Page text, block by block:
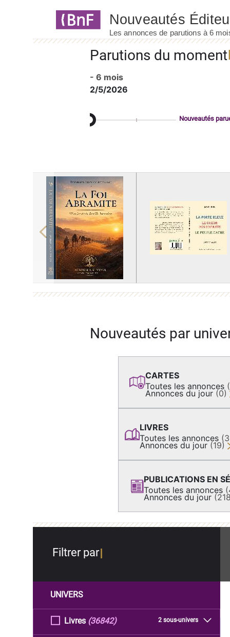
Parutions du moment
- 6 mois
2/5/2026
Nouveautés
Previous
Nouveautés par
CARTES
Toutes les annonces
Annonces du jour (0)
LIVRES
Toutes les annonces
Annonces du jour (19)
PUBLICATIONS EN
Toutes les annonces
Annonces du jour
Filtrer par
UNIVERS
Livres 2 sous-univers
(36842)